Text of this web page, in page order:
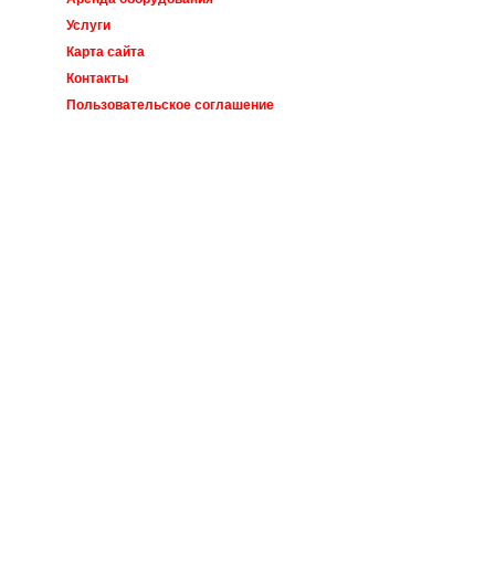
Услуги
Карта сайта
Контакты
Пользовательское соглашение